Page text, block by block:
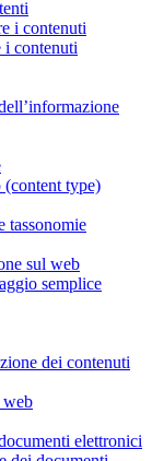
i contenuti
i contenuti
type)
tassonomie
sul web
semplice
dei contenuti
web
elettronici